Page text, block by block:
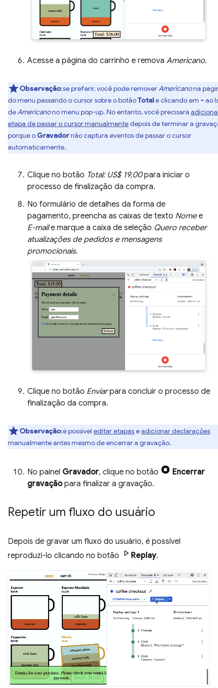
Acesse a página do carrinho e remova Americano.
Observação:se preferir, você pode removerAmericanona
do menu passando o cursor sobre o botãoTotale clicando em -ao
deAmericanono menu pop-up. No entanto, você precisará
etapa de passar o cursor manualmentedepois de terminar a
porque o Gravadornão captura eventos de passar o cursor
automaticamente.
Clique no botão Total: US$ 19,00para iniciar o
processo de finalização da compra.
No formulário de detalhes da forma de
pagamento, preencha as caixas de texto Nomee
E-maile marque a caixa de seleção Quero receber
atualizações de pedidos e mensagens
promocionais.
Clique no botão Enviarpara concluir o processo de
finalização da compra.
Observação:é possível editar etapaseadicionar declarações
manualmente antes mesmo de encerrar a gravação.
No painel Gravador, clique no botão
Encerrar
gravaçãopara finalizar a gravação.
Repetir um fluxo do usuário
Depois de gravar um fluxo do usuário, é possível
reproduzi-lo clicando no botão
Replay.